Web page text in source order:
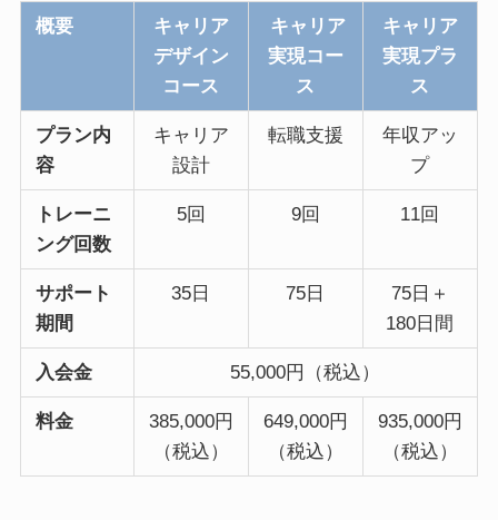
概要
キャリア
デザイン
コース
キャリア
実現コー
ス
キャリア
実現プラ
ス
プラン内
容
キャリア
設計
転職支援
年収アッ
プ
トレーニ
ング回数
5回 9回 11回
サポート
期間
35日 75日
75日＋
180日間
入会金 55,000円（税込）
料金
385,000円
（税込）
649,000円
（税込）
935,000円
（税込）